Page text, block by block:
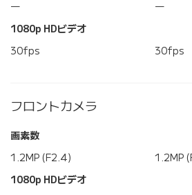
―
―
1080p HDビデオ
30fps
30fps
フロントカメラ
画素数
1.2MP (F2.4)
1.2MP
1080p HDビデオ